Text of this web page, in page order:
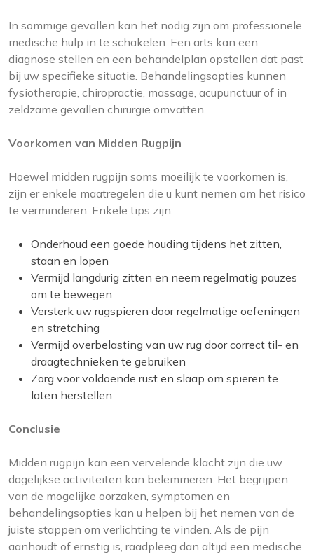
In sommige gevallen kan het nodig zijn om professionele
medische hulp in te schakelen. Een arts kan een
diagnose stellen en een behandelplan opstellen dat past
bij uw specifieke situatie. Behandelingsopties kunnen
fysiotherapie, chiropractie, massage, acupunctuur of in
zeldzame gevallen chirurgie omvatten.
Voorkomen van Midden Rugpijn
Hoewel midden rugpijn soms moeilijk te voorkomen is,
zijn er enkele maatregelen die u kunt nemen om het risico
te verminderen. Enkele tips zijn:
Onderhoud een goede houding tijdens het zitten,
staan ​​en lopen
Vermijd langdurig zitten en neem regelmatig pauzes
om te bewegen
Versterk uw rugspieren door regelmatige oefeningen
en stretching
Vermijd overbelasting van uw rug door correct til- en
draagtechnieken te gebruiken
Zorg voor voldoende rust en slaap om spieren te
laten herstellen
Conclusie
Midden rugpijn kan een vervelende klacht zijn die uw
dagelijkse activiteiten kan belemmeren. Het begrijpen
van de mogelijke oorzaken, symptomen en
behandelingsopties kan u helpen bij het nemen van de
juiste stappen om verlichting te vinden. Als de pijn
aanhoudt of ernstig is, raadpleeg dan altijd een medische